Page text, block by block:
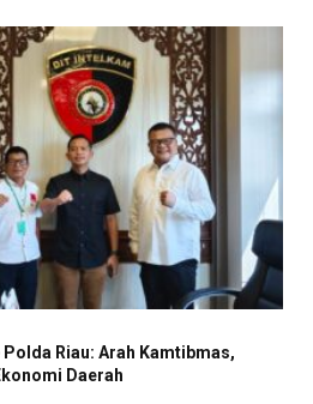
Riau: Arah Kamtibmas,
Daerah